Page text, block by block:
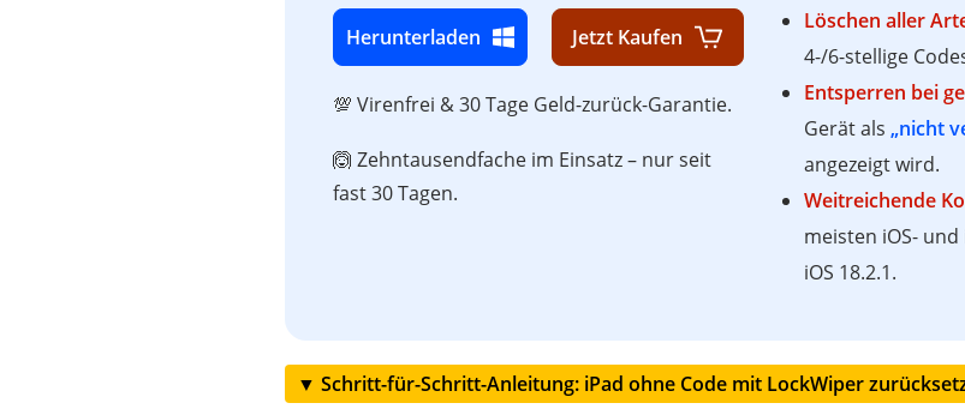
Herunterladen Jetzt Kaufen
💯 Virenfrei & 30 Tage Geld-zurück-Garantie.
🙆 Zehntausendfache im Einsatz – nur seit
fast 30 Tagen.
Löschen aller
4-/6-stellige
Entsperren bei
Gerät als „nicht
angezeigt wird.
Weitreichende
meisten iOS-
iOS 18.2.1.
▼ Schritt-für-Schritt-Anleitung: iPad ohne Code mit LockWiper